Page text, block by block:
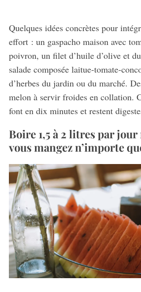
Quelques idées concrètes pour
effort : un gaspacho maison avec
poivron, un filet d’huile d’olive et
salade composée laitue-tomate-
d’herbes du jardin ou du marché.
melon à servir froides en collation.
font en dix minutes et restent
Boire 1,5 à 2 litres par
vous mangez n’importe